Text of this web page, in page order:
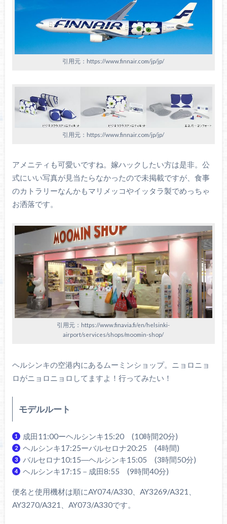
引用元：https://www.finnair.com/jp/jp/
引用元：https://www.finnair.com/jp/jp/
アメニティも可愛いですね。嫁ハックしたい方は是非。公
式にいい写真が見当たらなかったので未掲載ですが、食事
のカトラリーなんかもマリメッコやイッタラ製でめっちゃ
お洒落です。
引用元：https://www.finavia.fi/en/helsinki-
airport/services/shops/moomin-shop/
ヘルシンキの空港内にあるムーミンショップ。ニョロニョ
ロがニョロニョロしてますよ！行ってみたい！
モデルルート
成田11:00ーヘルシンキ15:20 (10時間20分)
ヘルシンキ17:25ーバルセロナ20:25 (4時間)
バルセロナ10:15―ヘルシンキ15:05 (3時間50分)
ヘルシンキ17:15－成田8:55 (9時間40分)
便名と使用機材は順にAY074/A330、AY3269/A321、
AY3270/A321、AY073/A330です。